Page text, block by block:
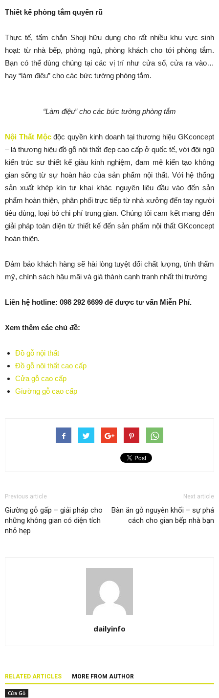
Thiết kế phòng tắm quyến rũ
Thực tế, tấm chắn Shoji hữu dụng cho rất nhiều khu vực sinh
hoạt: từ nhà bếp, phòng ngủ, phòng khách cho tới phòng tắm.
Bạn có thể dùng chúng tại các vị trí như cửa sổ, cửa ra vào…
hay “làm điệu” cho các bức tường phòng tắm.
“Làm điệu” cho các bức tường phòng tắm
Nội Thất Mộcđộc quyền kinh doanh tại thương hiệu GKconcept
– là thương hiệu đồ gỗ nội thất đẹp cao cấp ở quốc tế, với đội ngũ
kiến trúc sư thiết kế giàu kinh nghiệm, đam mê kiến tạo không
gian sống từ sự hoàn hảo của sản phẩm nội thất. Với hệ thống
sản xuất khép kín tự khai khác nguyên liệu đầu vào đến sản
phẩm hoàn thiện, phân phối trực tiếp từ nhà xưởng đến tay người
tiêu dùng, loại bỏ chi phí trung gian. Chúng tôi cam kết mang đến
giải pháp toàn diện từ thiết kế đến sản phẩm nội thất GKconcept
hoàn thiện.
Đảm bảo khách hàng sẽ hài lòng tuyệt đối chất lượng, tính thẩm
mỹ, chính sách hậu mãi và giá thành cạnh tranh nhất thị trường
Liên hệ hotline: 098 292 6699 để được tư vấn Miễn Phí.
Xem thêm các chủ đề:
Đồ gỗ nội thất
Đồ gỗ nội thất cao cấp
Cửa gỗ cao cấp
Giường gỗ cao cấp
Previous article
Giường gỗ gấp – giải pháp cho
những không gian có diện tích
nhỏ hẹp
Next article
Bàn ăn gỗ nguyên khối – sự phá
cách cho gian bếp nhà bạn
dailyinfo
RELATED ARTICLES MORE FROM AUTHOR
Cửa Gỗ